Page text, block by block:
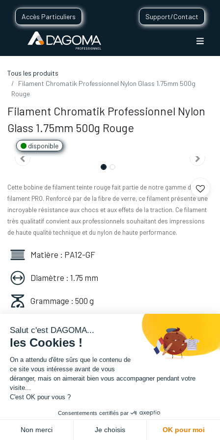
Accès Particuliers Support/Contact
Tous les produits
Filament Chromatik Professionnel Nylon Glass 1.75mm 500g
Rouge
Filament Chromatik Professionnel Nylon
Glass 1.75mm 500g Rouge
disponible
Cette bobine de filament teinte rouge fait partie de notre gamme de
filament PRO. Renforcé par de la fibre de verre, ce filament présente une
incroyable résistance aux chocs et aux effets de la traction. Ce filament
très qualitatif convient aux professionnels souhaitant des impressions
de haute qualité technique et du nylon de haute performance.
Matière : PA12-GF
Diamètre : 1.75 mm
Grammage : 500 g
Facilité d'utilisation : Intermédiaire
66,66€
TVA comprise )
Salut c'est DAGOMA...
les Cookies !
On a attendu d'être sûrs que le contenu de
ce site vous intéresse avant de vous
déranger, mais on aimerait bien vous accompagner pendant votre
visite...
C'est OK pour vous ?
Consentements certifiés par
Non merci Je choisis OK pour moi